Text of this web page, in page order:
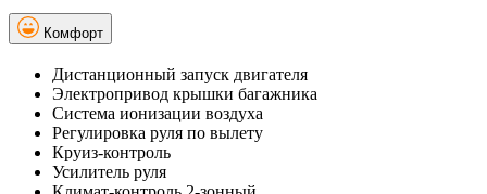
Комфорт
Дистанционный запуск двигателя
Электропривод крышки багажника
Система ионизации воздуха
Регулировка руля по вылету
Круиз-контроль
Усилитель руля